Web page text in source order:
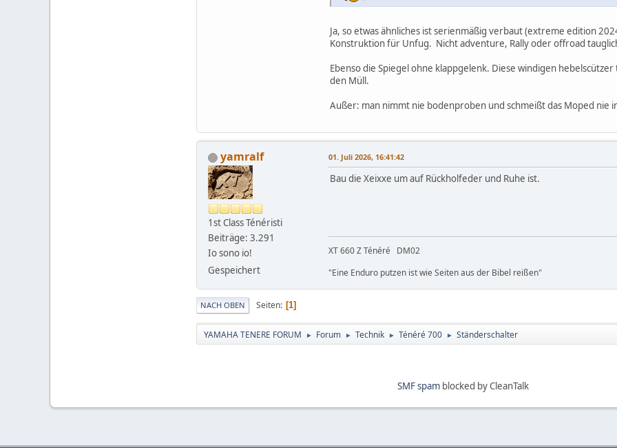
Ja, so etwas ähnliches ist serienmäßig verbaut (extreme edition
Konstruktion für Unfug. Nicht adventure, Rally oder offroad
Ebenso die Spiegel ohne klappgelenk. Diese windigen
den Müll.
Außer: man nimmt nie bodenproben und schmeißt das Moped nie
yamralf
1st Class Ténéristi
Beiträge: 3.291
Io sono io!
Gespeichert
01. Juli 2026, 16:41:42
Bau die Xeixxe um auf Rückholfeder und Ruhe ist.
XT 660 Z Ténéré DM02
"Eine Enduro putzen ist wie Seiten aus der Bibel reißen"
NACH OBEN Seiten 1
YAMAHA TENERE FORUM ► Forum ► Technik ► Ténéré 700 ► Ständerschalter
SMF spamblocked by CleanTalk